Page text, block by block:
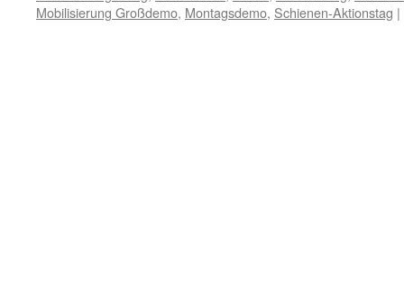
Mobilisierung Großdemo, Montagsdemo, Schienen-Aktionstag |